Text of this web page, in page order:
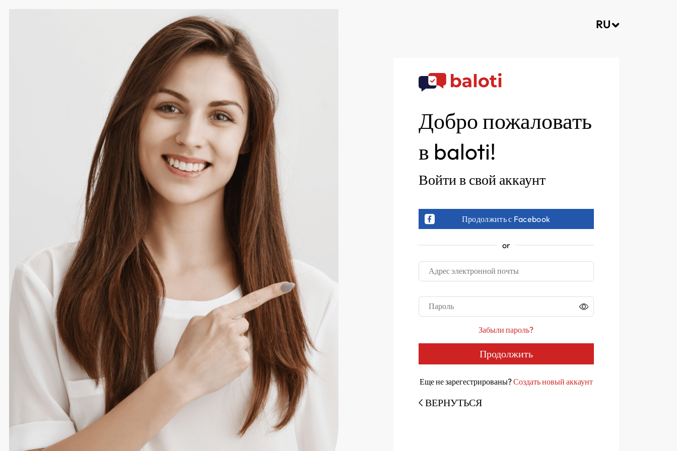
RU
Добро пожаловать
в baloti!
Войти в свой аккаунт
Продолжить с Facebook
or
Адрес электронной почты
Пароль
Забыли пароль?
Продолжить
Еще не зарегестрированы?Создать новый аккаунт
ВЕРНУТЬСЯ